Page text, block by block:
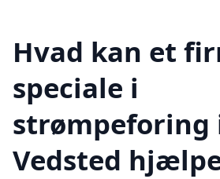
Hvad kan et
speciale i
strømpeforing
Vedsted